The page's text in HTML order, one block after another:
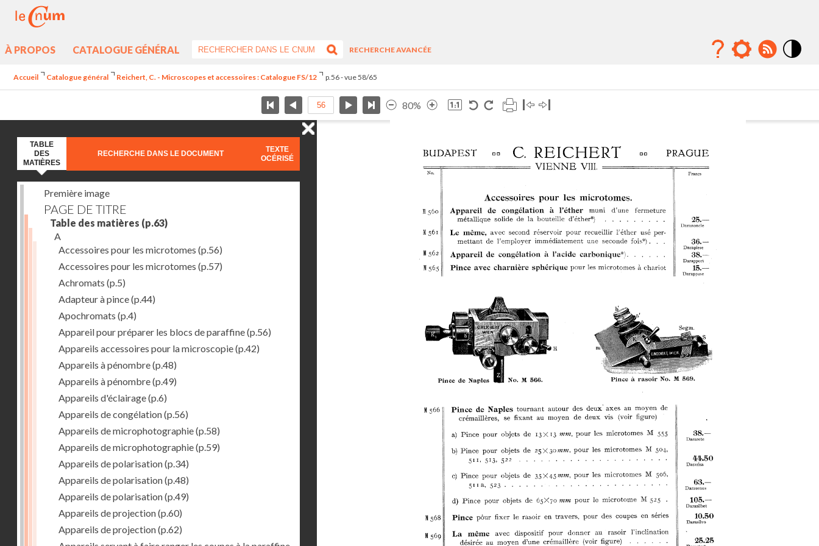
À PROPOS CATALOGUE GÉNÉRAL
RECHERCHE AVANCÉE
Accueil Catalogue général Reichert, C. - Microscopes et accessoires : Catalogue FS/12 p.56 - vue 58/65
80%
TABLE
DES
MATIÈRES
RECHERCHE DANS LE DOCUMENT
TEXTE
OCÉRISÉ
Première image
PAGE DE TITRE
Table des matières (p.63)
A
Accessoires pour les microtomes (p.56)
Accessoires pour les microtomes (p.57)
Achromats (p.5)
Adapteur à pince(p.44)
Apochromats (p.4)
Appareil pour préparer les blocs de paraffine(p.56)
Appareils accessoires pour la microscopie(p.42)
Appareils à pénombre(p.48)
Appareils à pénombre(p.49)
Appareils d'éclairage(p.6)
Appareils de congélation(p.56)
Appareils de microphotographie(p.58)
Appareils de microphotographie(p.59)
Appareils de polarisation(p.34)
Appareils de polarisation(p.48)
Appareils de polarisation(p.49)
Appareils de projection(p.60)
Appareils de projection(p.62)